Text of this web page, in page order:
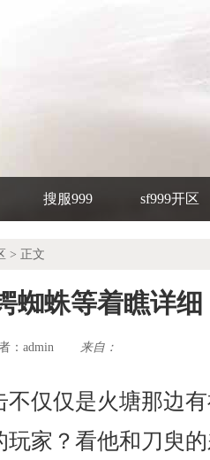
搜服999 sf999开区
> 正文
蜘蛛等着瞧详细
： admin 来自：
仅仅是火塘那边
玩家？看他和刀臾